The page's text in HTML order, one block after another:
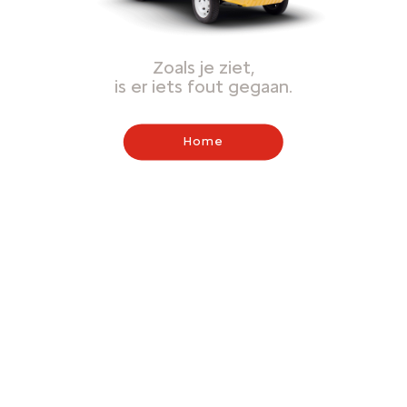
Zoals je ziet,
is er iets fout gegaan.
Home